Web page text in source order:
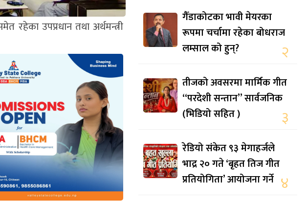
रहेका उपप्रधान तथा अर्थमन्त्री
गैँडाकोटका भावी मेयरका
रूपमा चर्चामा रहेका बोधराज
लम्साल को हुन्?
२
तीजको अवसरमा मार्मिक गीत
“परदेशी सन्तान” सार्वजनिक
(भिडियो सहित )
३
रेडियो संकेत ९३ मेगाहर्जले
भाद्र २० गते ‘बृहत तिज गीत
प्रतियोगिता’ आयोजना गर्ने ४